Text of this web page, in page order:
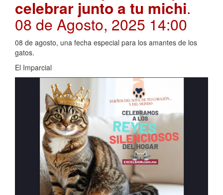
celebrar junto a tu michi.
08 de Agosto, 2025 14:00
08 de agosto, una fecha especial para los amantes de los
gatos.
El Imparcial